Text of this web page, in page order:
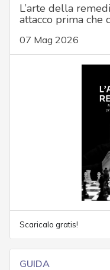
L’arte della
attacco prima che
07 Mag 2026
Scaricalo gratis!
GUIDA